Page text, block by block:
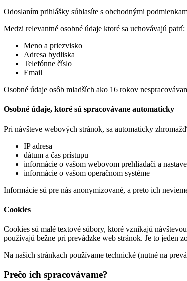
Odoslaním prihlášky súhlasíte s obchodnými
Medzi relevantné osobné údaje ktoré sa uchovávajú patrí:
Meno a priezvisko
Adresa bydliska
Telefónne číslo
Email
Osobné údaje osôb mladších ako 16 rokov
Osobné údaje, ktoré sú spracovávane automaticky
Pri návšteve webových stránok, sa automaticky
IP adresa
dátum a čas prístupu
informácie o vašom webovom prehliadači a
informácie o vašom operačnom systéme
Informácie sú pre nás anonymizované, a preto ich
Cookies
Cookies sú malé textové súbory, ktoré vznikajú
používajú bežne pri prevádzke web stránok. Je to jeden
Na našich stránkach používame technické (nutné na
Prečo ich spracovávame?